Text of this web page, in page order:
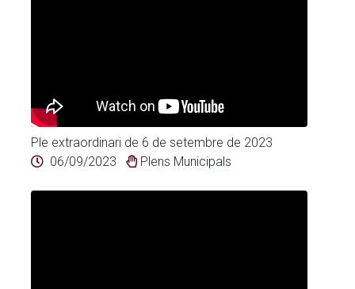
Ple extraordinari de 6 de setembre de 2023
06/09/2023
Plens Municipals